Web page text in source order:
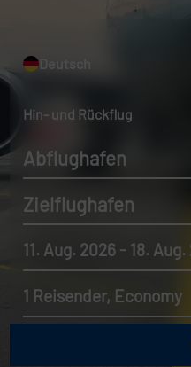
Deutsch
Hin- und Rückflug
Abflughafen
Zielflughafen
11. Aug. 2026 - 18.
1 Reisender, Economy